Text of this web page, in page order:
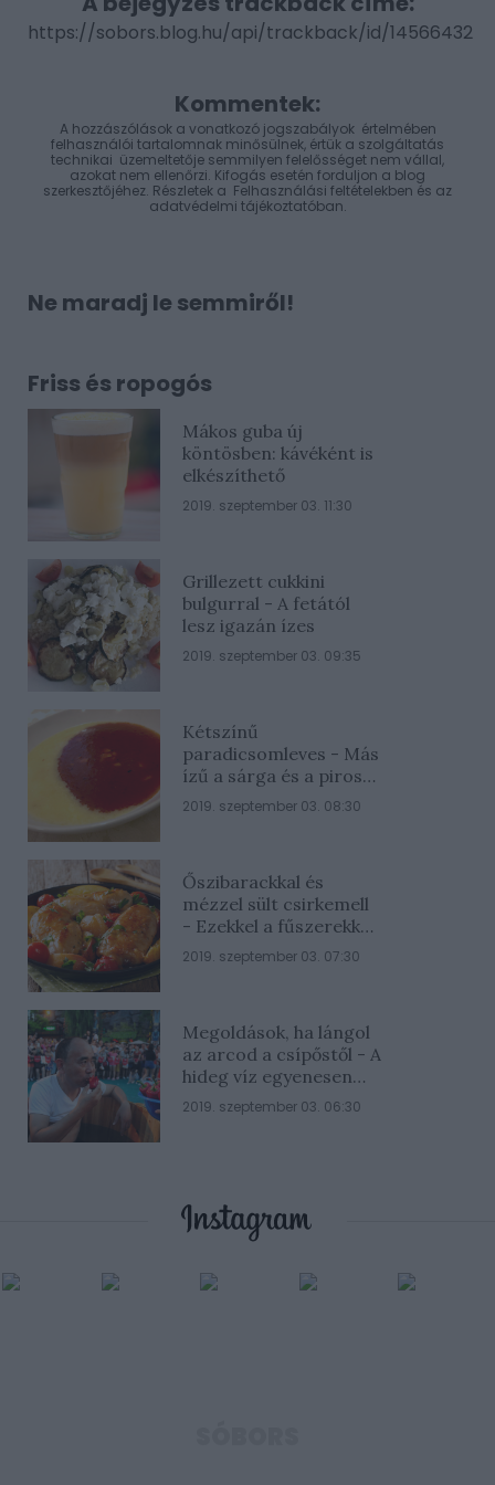
https://sobors.blog.hu/api/trackback/id/14566432
Kommentek:
A hozzászólások a vonatkozó jogszabályokértelmében
felhasználói tartalomnak minősülnek, értük a szolgáltatás
technikai üzemeltetője semmilyen felelősséget nem vállal,
azokat nem ellenőrzi. Kifogás esetén forduljon a blog
szerkesztőjéhez. Részletek a Felhasználási feltételekben és az
adatvédelmi tájékoztatóban.
Friss és ropogós
Mákos guba új
köntösben: kávéként is
elkészíthető
2019. szeptember 03. 11:30
Grillezett cukkini
bulgurral - A fetától
lesz igazán ízes
2019. szeptember 03. 09:35
Kétszínű
paradicsomleves - Más
ízű a sárga és a piros
rész
2019. szeptember 03. 08:30
Őszibarackkal és
mézzel sült csirkemell
- Ezekkel a fűszerekkel
lesz a legfinomabb
2019. szeptember 03. 07:30
Megoldások, ha lángol
az arcod a csípőstől - A
hideg víz egyenesen
rossz ötlet
2019. szeptember 03. 06:30
Ne maradj le semmiről!